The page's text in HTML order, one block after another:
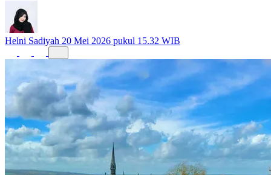
Helni Sadiyah 20 Mei 2026 pukul 15.32 WIB